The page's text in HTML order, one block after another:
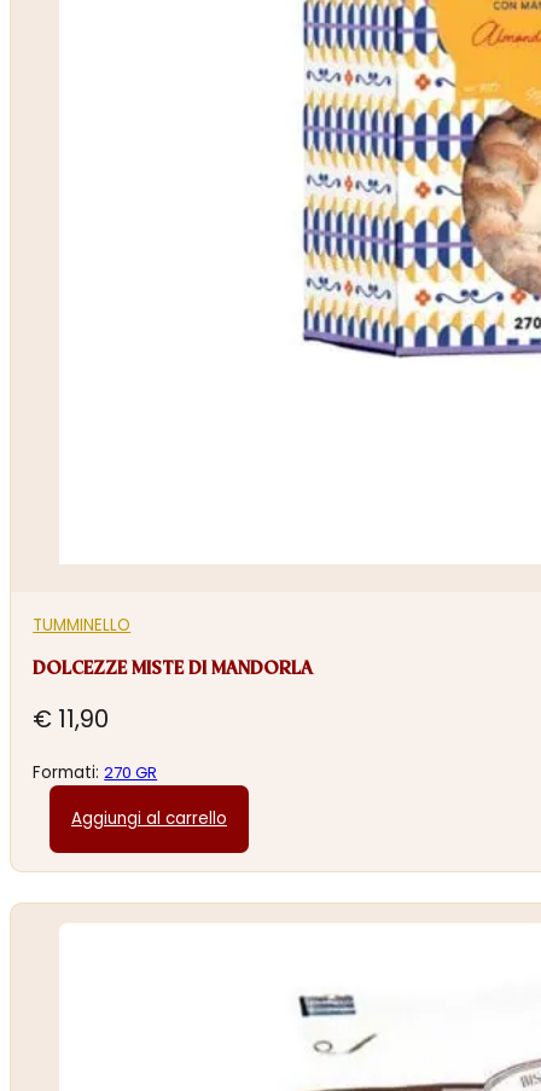
TUMMINELLO
DOLCEZZE MISTE DI MANDORLA
€ 11,90
Formati:270 GR
Aggiungi al carrello